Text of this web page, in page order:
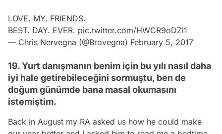
LOVE. MY. FRIENDS.
BEST. DAY. EVER. pic.twitter.com/HWCR9oDZl1
— Chris Nervegna (@Brovegna) February 5, 2017
19. Yurt danışmanın benim için bu yılı nasıl daha
iyi hale getirebileceğini sormuştu, ben de
doğum günümde bana masal okumasını
istemiştim.
Back in August my RA asked us how he could make